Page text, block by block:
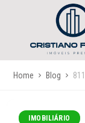
Home Blog 811
IMOBILIÁRIO